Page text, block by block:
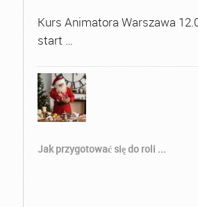
Kurs Animatora Warszawa
start …
Jak przygotować się do roli ...